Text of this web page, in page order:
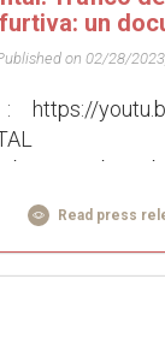
furtiva: un
on 02/28/
realizador
Read press